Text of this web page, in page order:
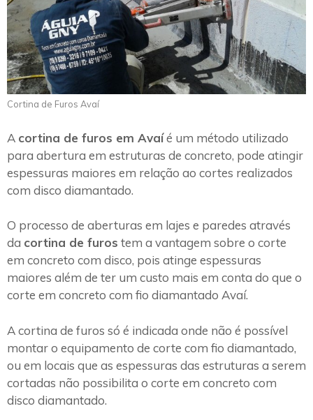
Cortina de Furos Avaí
A cortina de furos em Avaíé um método utilizado
para abertura em estruturas de concreto, pode atingir
espessuras maiores em relação ao cortes realizados
com disco diamantado.
O processo de aberturas em lajes e paredes através
da cortina de furos tem a vantagem sobre o corte
em concreto com disco, pois atinge espessuras
maiores além de ter um custo mais em conta do que o
corte em concreto com fio diamantado Avaí.
A cortina de furos só é indicada onde não é possível
montar o equipamento de corte com fio diamantado,
ou em locais que as espessuras das estruturas a serem
cortadas não possibilita o corte em concreto com
disco diamantado.